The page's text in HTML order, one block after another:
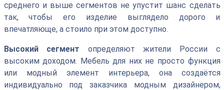
среднего и выше сегментов не упустит шанс сделать
так, чтобы его изделие выглядело дорого и
впечатляюще, а стоило при этом доступно.
Высокий сегмент определяют жители России с
высоким доходом. Мебель для них не просто функция
или модный элемент интерьера, она создаётся
индивидуально под заказчика модным дизайнером,